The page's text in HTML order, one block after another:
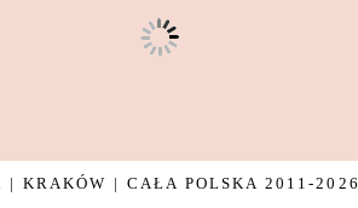
| KRAKÓW | CAŁA POLSKA 2011-2026